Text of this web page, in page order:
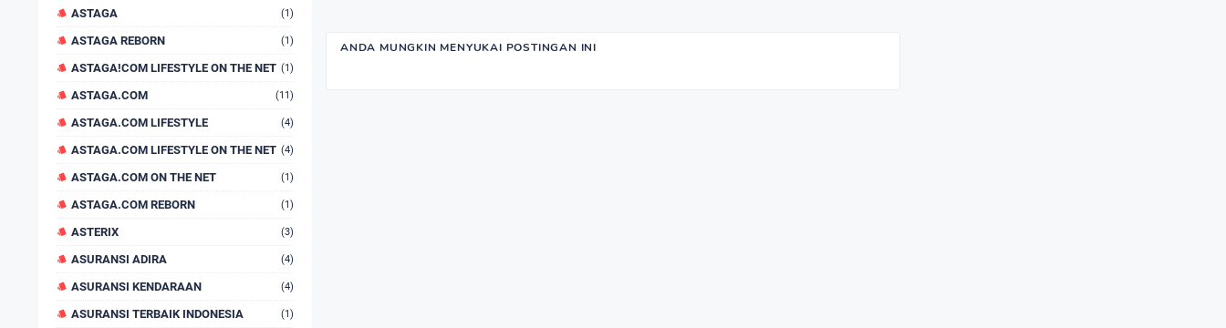
ASTAGA (1)
ASTAGA REBORN (1)
ASTAGA!COM LIFESTYLE ON THE NET (1)
ASTAGA.COM (11)
ASTAGA.COM LIFESTYLE (4)
ASTAGA.COM LIFESTYLE ON THE NET (4)
ASTAGA.COM ON THE NET (1)
ASTAGA.COM REBORN (1)
ASTERIX (3)
ASURANSI ADIRA (4)
ASURANSI KENDARAAN (4)
ASURANSI TERBAIK INDONESIA (1)
ANDA MUNGKIN MENYUKAI POSTINGAN INI